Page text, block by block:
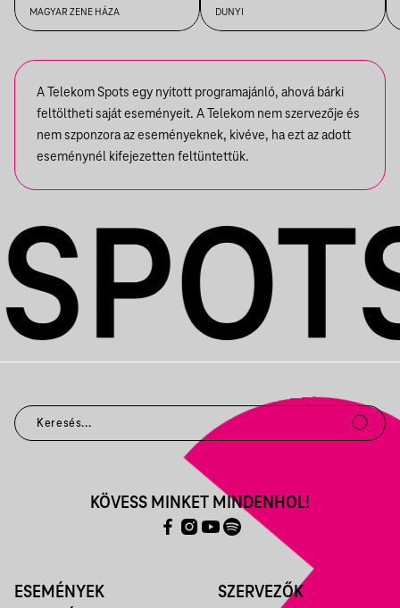
MAGYAR ZENE HÁZA DUNYI
A Telekom Spots egy nyitott programajánló, ahová bárki
feltöltheti saját eseményeit. A Telekom nem szervezője és
nem szponzora az eseményeknek, kivéve, ha ezt az adott
eseménynél kifejezetten feltüntettük.
ESEMÉNYEK SZERVEZŐK
KÖVESS MINKET MINDENHOL!